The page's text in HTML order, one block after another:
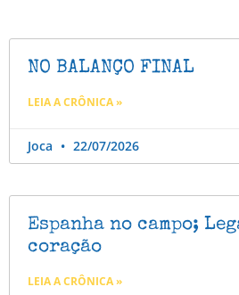
NO BALANÇO FINAL
LEIA A CRÔNICA »
Joca 22/07/2026
Espanha no campo;
coração
LEIA A CRÔNICA »